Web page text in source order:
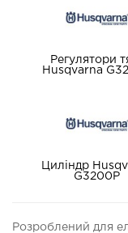
Регулятори
Husqvarna
Циліндр
G3200P
Розроблений для